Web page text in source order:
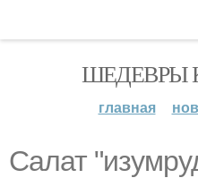
ШЕДЕВРЫ
главная
Салат